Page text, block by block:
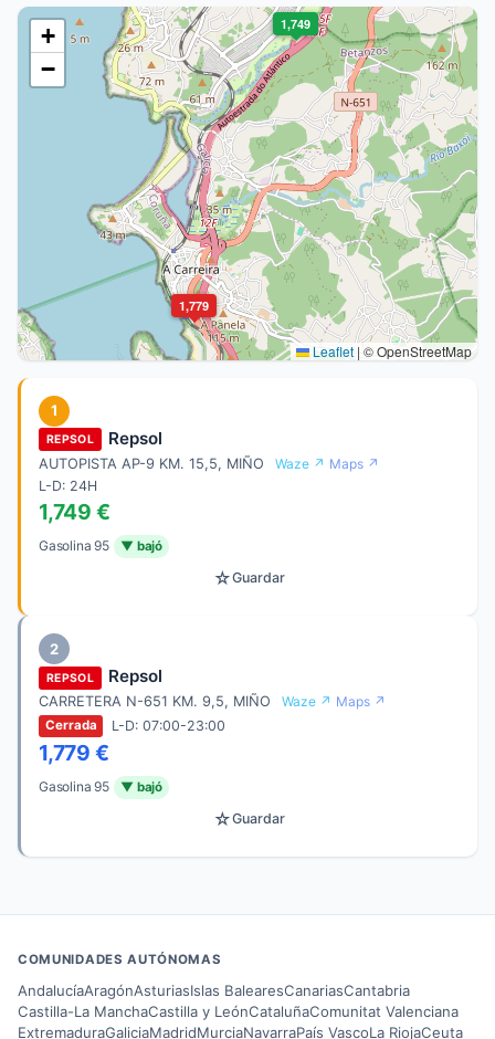
1,749
1,779
+
−
Leaflet | © OpenStreetMap
1
REPSOL Repsol
AUTOPISTA AP-9 KM. 15,5, MIÑO Waze ↗ Maps ↗
L-D: 24H
1,749 €
Gasolina 95 ▼ bajó
☆Guardar
2
REPSOL Repsol
CARRETERA N-651 KM. 9,5, MIÑO Waze ↗ Maps ↗
Cerrada L-D: 07:00-23:00
1,779 €
Gasolina 95 ▼ bajó
☆Guardar
COMUNIDADES AUTÓNOMAS
AndalucíaAragónAsturiasIslas BalearesCanariasCantabria
Castilla-La ManchaCastilla y LeónCataluñaComunitat Valenciana
ExtremaduraGaliciaMadridMurciaNavarraPaís VascoLa RiojaCeuta